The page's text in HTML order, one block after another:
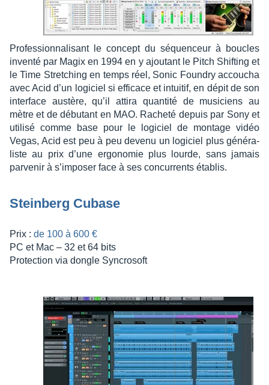
Profes­sion­na­li­sant le concept du séquen­ceur à boucles
inventé par Magix en 1994 en y ajou­tant le Pitch Shif­ting et
le Time Stret­ching en temps réel, Sonic Foun­dry accou­cha
avec Acid d’un logi­ciel si effi­cace et intui­tif, en dépit de son
inter­face austère, qu’il attira quan­tité de musi­ciens au
mètre et de débu­tant en MAO. Racheté depuis par Sony et
utilisé comme base pour le logi­ciel de montage vidéo
Vegas, Acid est peu à peu devenu un logi­ciel plus géné­ra­
liste au prix d’une ergo­no­mie plus lourde, sans jamais
parve­nir à s’im­po­ser face à ses concur­rents établis.
Stein­berg Cubase
Prix : de 100 à 600 €
PC et Mac – 32 et 64 bits
Protec­tion via dongle Syncro­soft